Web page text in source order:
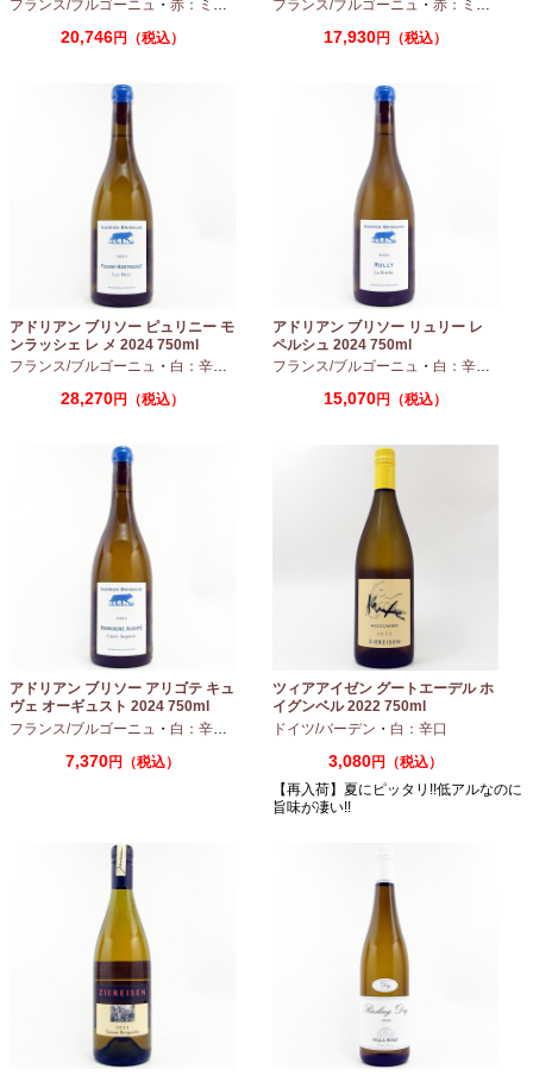
フランス/ブルゴーニュ ・ 赤：ミディアムボディ ・ピノノワール
20,746円（税込）
フランス/ブルゴーニュ ・ 赤：ミディアムボディ
17,930円（税込）
アドリアン ブリソー ピュリニー モ
ンラッシェ レ メ 2024 750ml
フランス/ブルゴーニュ ・ 白：辛口 シャルドネ
28,270円（税込）
アドリアン ブリソー リュリー レ
ペルシュ 2024 750ml
フランス/ブルゴーニュ ・ 白：辛口
15,070円（税込）
アドリアン ブリソー アリゴテ キュ
ヴェ オーギュスト 2024 750ml
フランス/ブルゴーニュ ・ 白：辛口 アリゴテ
7,370円（税込）
ツィアアイゼン グートエーデル ホ
イグンベル 2022 750ml
ドイツ/バーデン ・ 白：辛口
3,080円（税込）
【再入荷】夏にピッタリ!!低アルなのに
旨味が凄い!!